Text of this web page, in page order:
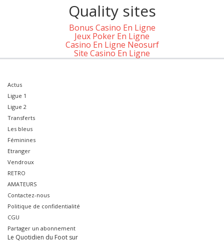
Quality sites
Bonus Casino En Ligne
Jeux Poker En Ligne
Casino En Ligne Neosurf
Site Casino En Ligne
Actus
Ligue 1
Ligue 2
Transferts
Les bleus
Féminines
Etranger
Vendroux
RETRO
AMATEURS
Contactez-nous
Politique de confidentialité
CGU
Partager un abonnement
Le Quotidien du Foot sur